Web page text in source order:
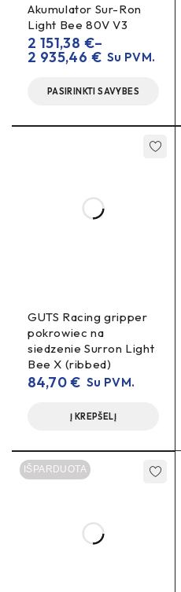
Akumulator Sur-Ron
Light Bee 80V V3
2 151,38 €–
2 935,46 € Su PVM.
PASIRINKTI SAVYBES
GUTS Racing gripper
pokrowiec na
siedzenie Surron Light
Bee X (ribbed)
84,70€ Su PVM.
Į KREPŠELĮ
IŠPARDUOTA